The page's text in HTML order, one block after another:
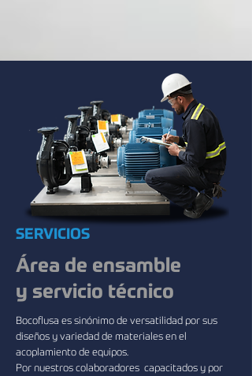
SERVICIOS
​Área de ensamble
y servicio técnico
Bocoflusa es sinónimo de versatilidad por sus
diseños y variedad de materiales en el
acoplamiento de equipos.
Por nuestros colaboradores capacitados y por